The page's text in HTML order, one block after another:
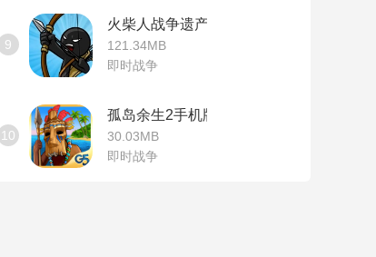
9
火柴人战争遗产无敌版
121.34MB
即时战争
10
孤岛余生2手机版
30.03MB
即时战争